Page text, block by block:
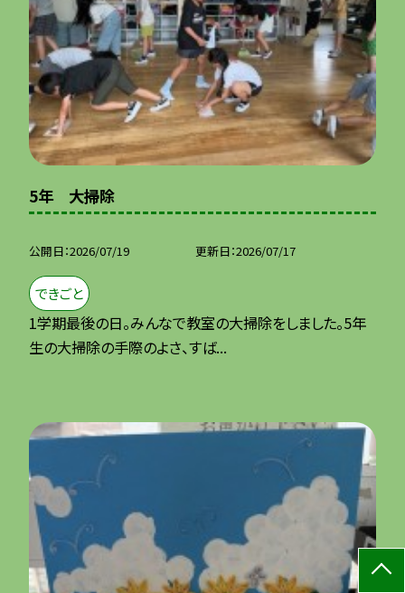
5年 大掃除
公開日 2026/07/19 更新日 2026/07/17
できごと
1学期最後の日。みんなで教室の大掃除をしました。5年
生の大掃除の手際のよさ、すば...